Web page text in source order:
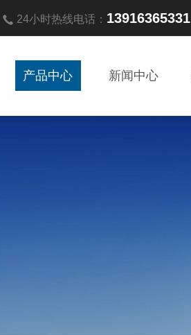
24小时热线电话： 13916365331
产品中心 新闻中心